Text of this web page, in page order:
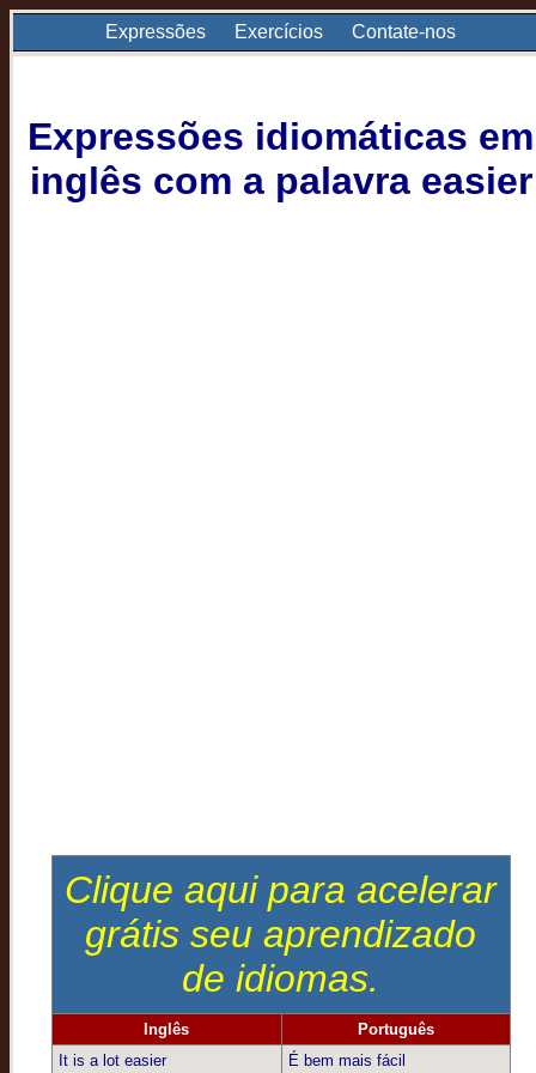
Expressões Exercícios Contate-nos
Expressões idiomáticas em
inglês com a palavra easier
Clique aqui para acelerar
grátis seu aprendizado
de idiomas.
Inglês
Português
It is a lot easier
É bem mais fácil